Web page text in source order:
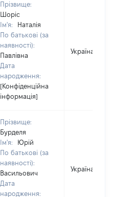
Прізвище:
Шоріс
Ім'я:
Наталія
По батькові (за
наявності):
Павлівна
Дата
народження:
[Конфіденційна
інформація]
Україна
Прізвище:
Бурделя
Ім'я:
Юрій
По батькові (за
наявності):
Васильович
Дата
народження:
Україна